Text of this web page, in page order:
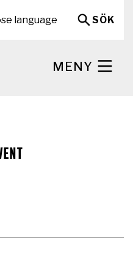
language
SÖK
MENY